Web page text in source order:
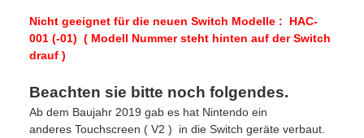
Nicht geeignet für die neuen Switch Modelle : HAC-
001 (-01) ( Modell Nummer steht hinten auf der Switch
drauf )
Beachten sie bitte noch folgendes.
Ab dem Baujahr 2019 gab es hat Nintendo ein
anderes Touchscreen ( V2 ) in die Switch geräte verbaut.